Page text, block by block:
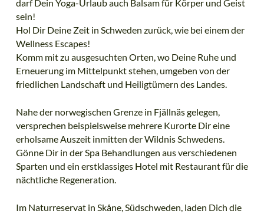
darf Dein Yoga-Urlaub auch Balsam für Körper und Geist
sein!
Hol Dir Deine Zeit in Schweden zurück, wie bei einem der
Wellness Escapes!
Komm mit zu ausgesuchten Orten, wo Deine Ruhe und
Erneuerung im Mittelpunkt stehen, umgeben von der
friedlichen Landschaft und Heiligtümern des Landes.
Nahe der norwegischen Grenze in Fjällnäs gelegen,
versprechen beispielsweise mehrere Kurorte Dir eine
erholsame Auszeit inmitten der Wildnis Schwedens.
Gönne Dir in der Spa Behandlungen aus verschiedenen
Sparten und ein erstklassiges Hotel mit Restaurant für die
nächtliche Regeneration.
Im Naturreservat in Skåne, Südschweden, laden Dich die